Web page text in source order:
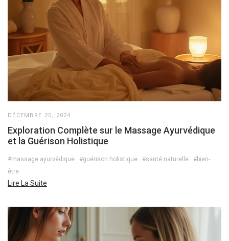
DÉCEMBRE 20, 2024
Exploration Complète sur le Massage Ayurvédique
et la Guérison Holistique
#massage ayurvédique #guérison holistique #santé naturelle
#bien-
être
Lire La Suite